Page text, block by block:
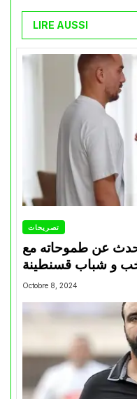
LIRE AUSSI
تصريحات
عن طموحاته مع
و شباب قسنطينة
Octobre 8, 2024